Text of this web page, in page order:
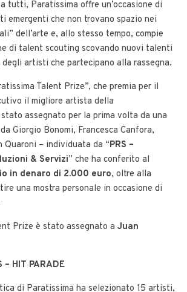
tutti, Paratissima offre un’occasione di
emergenti che non trovano spazio nei
dell’arte e, allo stesso tempo, compie
di talent scouting scovando nuovi talenti
artisti che partecipano alla rassegna.
Talent Prize”, che premia per il
il migliore artista della
assegnato per la prima volta da una
Giorgio Bonomi, Francesca Canfora,
Quaroni – individuata da “PRS –
& Servizi” che ha conferito al
in denaro di 2.000 euro, oltre alla
una mostra personale in occasione di
Prize è stato assegnato a Juan
– HIT PARADE
di Paratissima ha selezionato 15 artisti,